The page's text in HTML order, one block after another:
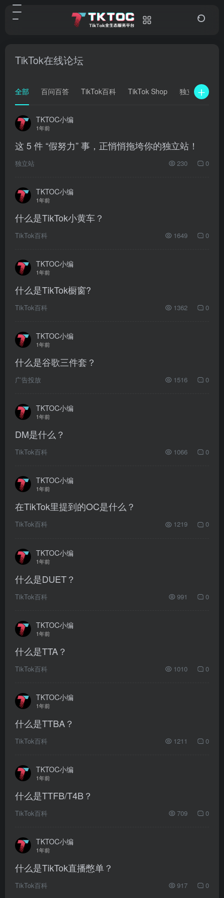
TikTok在线论坛
全部 百问百答 TikTok百科 TikTok Shop 独立站
TKTOC小编
1年前
这 5 件 “假努力” 事，正悄悄拖垮你的独立站！
独立站 230 0
TKTOC小编
1年前
什么是TikTok小黄车？
TikTok百科 1649 0
TKTOC小编
1年前
什么是TikTok橱窗?
TikTok百科 1362 0
TKTOC小编
1年前
什么是谷歌三件套？
广告投放 1516 0
TKTOC小编
1年前
DM是什么？
TikTok百科 1066 0
TKTOC小编
1年前
在TikTok里提到的OC是什么？
TikTok百科 1219 0
TKTOC小编
1年前
什么是DUET？
TikTok百科 991 0
TKTOC小编
1年前
什么是TTA？
TikTok百科 1010 0
TKTOC小编
1年前
什么是TTBA？
TikTok百科 1211 0
TKTOC小编
1年前
什么是TTFB/T4B？
TikTok百科 709 0
TKTOC小编
1年前
什么是TikTok直播憋单？
TikTok百科 917 0